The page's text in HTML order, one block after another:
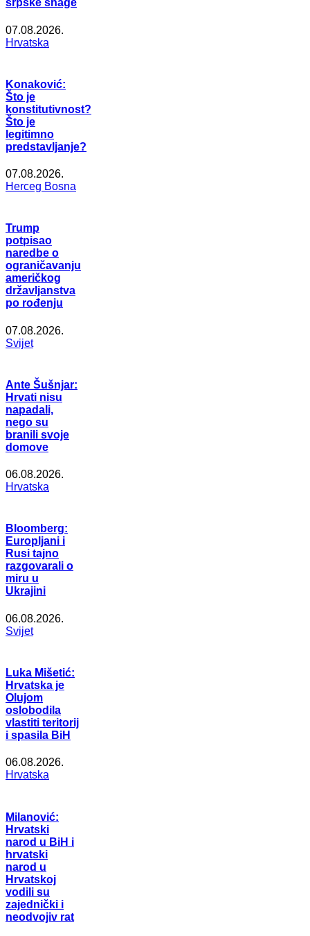
srpske snage
07.08.2026.
Hrvatska
Konaković:
Što je
konstitutivnost?
Što je
legitimno
predstavljanje?
07.08.2026.
Herceg Bosna
Trump
potpisao
naredbe o
ograničavanju
američkog
državljanstva
po rođenju
07.08.2026.
Svijet
Ante Šušnjar:
Hrvati nisu
napadali,
nego su
branili svoje
domove
06.08.2026.
Hrvatska
Bloomberg:
Europljani i
Rusi tajno
razgovarali o
miru u
Ukrajini
06.08.2026.
Svijet
Luka Mišetić:
Hrvatska je
Olujom
oslobodila
vlastiti teritorij
i spasila BiH
06.08.2026.
Hrvatska
Milanović:
Hrvatski
narod u BiH i
hrvatski
narod u
Hrvatskoj
vodili su
zajednički i
neodvojiv rat